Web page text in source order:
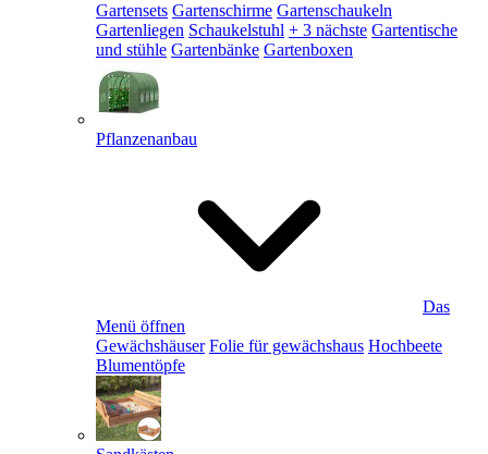
Gartensets Gartenschirme Gartenschaukeln
Gartenliegen Schaukelstuhl + 3 nächste Gartentische
und stühle Gartenbänke Gartenboxen
Pflanzenanbau
Das
Menü öffnen
Gewächshäuser Folie für gewächshaus Hochbeete
Blumentöpfe